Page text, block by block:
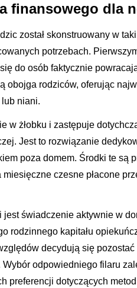
finansowego dla
został skonstruowany w
potrzebach.
do osób faktycznie
obojga rodziców, oferując
niani.
w żłobku i zastępuje
Jest to rozwiązanie
poza domem. Środki te są
czesne płacone
jest świadczenie aktywnie w
rodzinnego kapitału
decydują się
odpowiedniego filaru
preferencji dotyczących